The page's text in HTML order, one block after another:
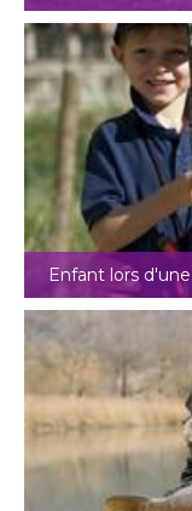
Enfant lors